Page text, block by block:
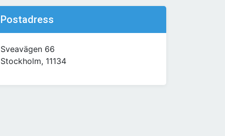
Postadress
Sveavägen 66
Stockholm, 11134